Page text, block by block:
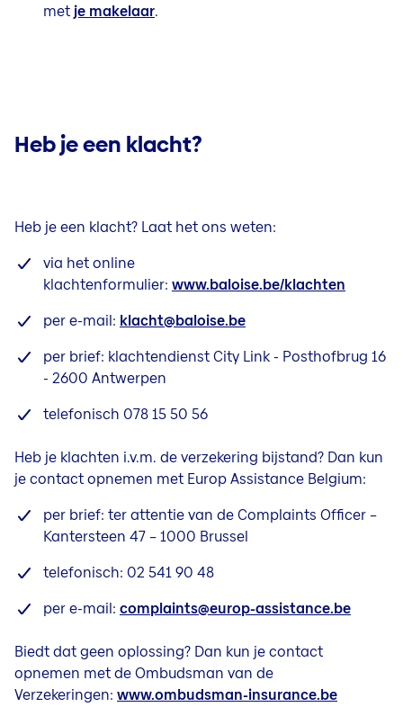
metje makelaar.
Heb je een klacht?
Heb je een klacht? Laat het ons weten:
via het online
klachtenformulier: www.baloise.be/klachten
per e-mail: klacht@baloise.be
per brief: klachtendienst City Link - Posthofbrug 16
- 2600 Antwerpen
telefonisch 078 15 50 56
Heb je klachten i.v.m. de verzekering bijstand? Dan kun
je contact opnemen met Europ Assistance Belgium:
per brief: ter attentie van de Complaints Officer –
Kantersteen 47 – 1000 Brussel
telefonisch: 02 541 90 48
per e-mail: complaints@europ-assistance.be
Biedt dat geen oplossing? Dan kun je contact
opnemen met de Ombudsman van de
Verzekeringen: www.ombudsman-insurance.be